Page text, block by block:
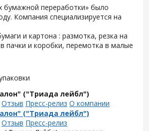
бумажной переработки» было
Компания специализируется на
и картона : размотка, резка на
пачки и коробки, перемотка в малые
("Триада лейбл")
Отзыв Пресс-релиз О компании
("Триада лейбл")
Отзыв Пресс-релиз